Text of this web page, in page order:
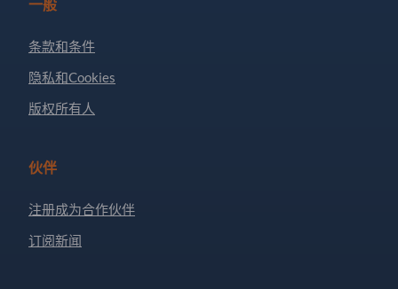
一般
条款和条件
隐私和Cookies
版权所有人
伙伴
注册成为合作伙伴
订阅新闻